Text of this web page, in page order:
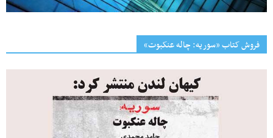
فروش کتاب «سوریه: چاله عنکبوت»